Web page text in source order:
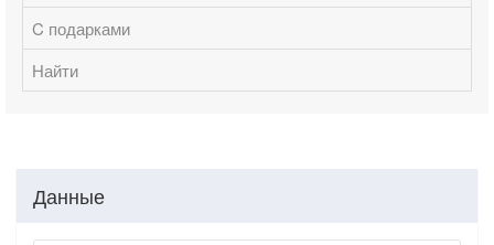
C подарками
Найти
Данные